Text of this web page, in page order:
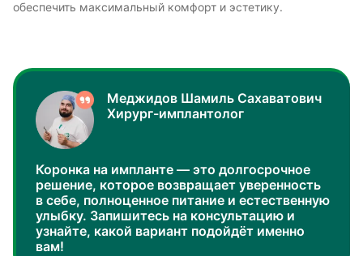
обеспечить максимальный комфорт и эстетику.
Меджидов Шамиль Сахаватович
Хирург-имплантолог
Коронка на импланте — это долгосрочное
решение, которое возвращает уверенность
в себе, полноценное питание и естественную
улыбку. Запишитесь на консультацию и
узнайте, какой вариант подойдёт именно
вам!